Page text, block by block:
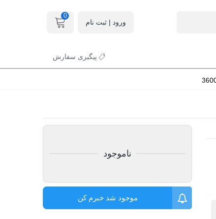
ورود | ثبت نام
0
پیگیری سفارش
ناموجود
موجود شد خبرم کن